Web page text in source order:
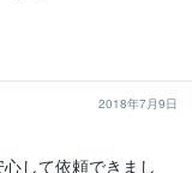
2018年7月9日
して依頼できまし